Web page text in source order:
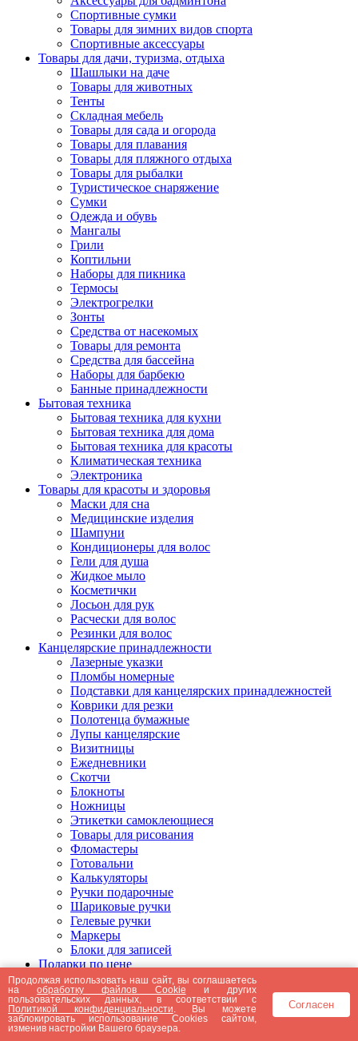
Спортивные сумки
Товары для зимних видов спорта
Спортивные аксессуары
Товары для дачи, туризма, отдыха
Шашлыки на даче
Товары для животных
Тенты
Складная мебель
Товары для сада и огорода
Товары для плавания
Товары для пляжного отдыха
Товары для рыбалки
Туристическое снаряжение
Сумки
Одежда и обувь
Мангалы
Грили
Коптильни
Наборы для пикника
Термосы
Электрогрелки
Зонты
Средства от насекомых
Товары для ремонта
Средства для бассейна
Наборы для барбекю
Банные принадлежности
Бытовая техника
Бытовая техника для кухни
Бытовая техника для дома
Бытовая техника для красоты
Климатическая техника
Электроника
Товары для красоты и здоровья
Маски для сна
Медицинские изделия
Шампуни
Кондиционеры для волос
Гели для душа
Жидкое мыло
Косметички
Лосьон для рук
Расчески для волос
Резинки для волос
Канцелярские принадлежности
Лазерные указки
Пломбы номерные
Подставки для канцелярских принадлежностей
Коврики для резки
Полотенца бумажные
Лупы канцелярские
Визитницы
Ежедневники
Скотчи
Блокноты
Ножницы
Этикетки самоклеющиеся
Товары для рисования
Фломастеры
Готовальни
Калькуляторы
Ручки подарочные
Шариковые ручки
Гелевые ручки
Маркеры
Блоки для записей
Подарки по цене
Подарки от 5000 рублей
Подарки до 5000 рублей
Подарки до 3000 рублей
Подарки до 2000 рублей
Подарки до 1000 рублей
Продолжая использовать наш сайт, вы соглашаетесь
наобработку файлов Cookie и других
пользовательских данных, в соответствии с
Политикой конфиденциальности . Вы можете
заблокировать использование Cookies сайтом,
изменив настройки Вашего браузера.
Согласен